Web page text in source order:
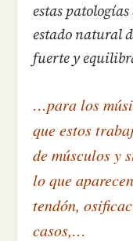
estas
estado natural
fuerte y
…para los
que estos
de músculos y
lo que
tendón,
casos,…